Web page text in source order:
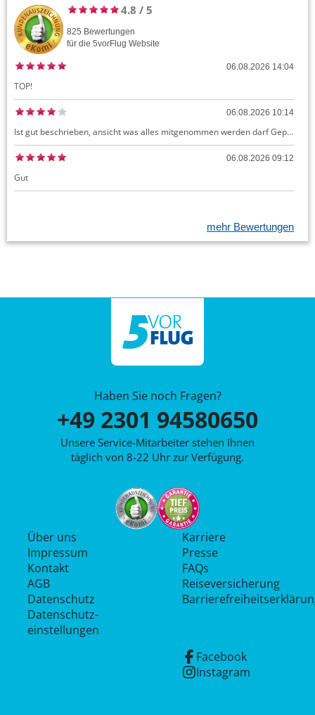
4.8 / 5
825 Bewertungen
für die 5vorFlug Website
06.08.2026 14:04
TOP!
06.08.2026 10:14
Ist gut beschrieben, ansicht was alles mitgenommen werden darf Gepäck dürfte auch kostenloses Handgepäck umfassen, ansonsten sehr easy zu machen
06.08.2026 09:12
Gut
mehr Bewertungen
Haben Sie noch Fragen?
+49 2301 94580650
Unsere Service-Mitarbeiter stehen Ihnen
täglich von 8-22 Uhr zur Verfügung.
Über uns
Impressum
Kontakt
AGB
Datenschutz
Datenschutz­
einstellungen
Karriere
Presse
FAQs
Reiseversicherung
Facebook
Instagram